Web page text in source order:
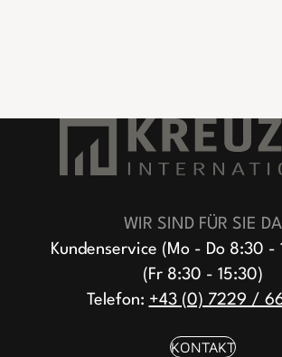
WIR SIND FÜR SIE DA
Kundenservice (Mo - Do 8:30 -
(Fr 8:30 - 15:30)
Telefon: +43 (0) 7229 /
KONTAKT